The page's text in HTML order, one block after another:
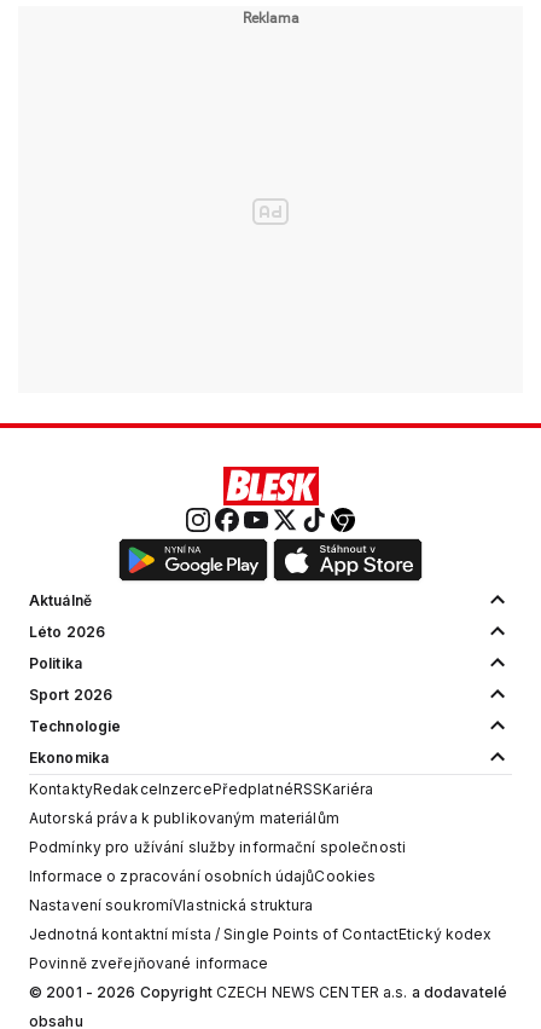
Aktuálně
Léto 2026
Politika
Sport 2026
Technologie
Ekonomika
KontaktyRedakceInzercePředplatnéRSSKariéra
Autorská práva k publikovaným materiálům
Podmínky pro užívání služby informační společnosti
Informace o zpracování osobních údajůCookies
Nastavení soukromíVlastnická struktura
Jednotná kontaktní místa / Single Points of ContactEtický kodex
Povinně zveřejňované informace
© 2001 - 2026 Copyright CZECH NEWS CENTER a.s. a dodavatelé
obsahu